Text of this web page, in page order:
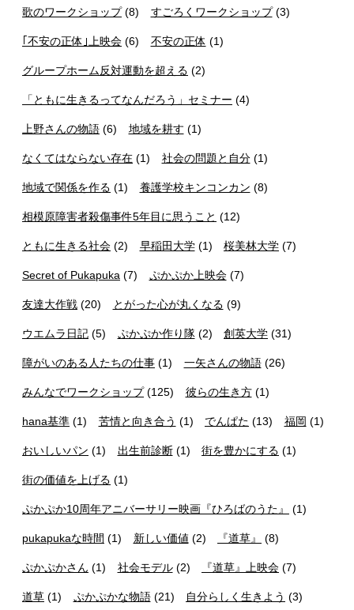
歌のワークショップ(8) すごろくワークショップ(3)
｢不安の正体｣上映会 (6) 不安の正体 (1)
グループホーム反対運動を超える (2)
「ともに生きるってなんだろう」セミナー (4)
上野さんの物語 (6) 地域を耕す (1)
なくてはならない存在 (1) 社会の問題と自分(1)
地域で関係を作る (1) 養護学校キンコンカン (8)
相模原障害者殺傷事件5年目に思うこと (12)
ともに生きる社会 (2) 早稲田大学(1) 桜美林大学 (7)
Secret of Pukapuka (7) ぷかぷか上映会(7)
友達大作戦 (20) とがった心が丸くなる (9)
ウエムラ日記 (5) ぷかぷか作り隊(2) 創英大学 (31)
障がいのある人たちの仕事 (1) 一矢さんの物語(26)
みんなでワークショップ(125) 彼らの生き方(1)
hana基準 (1) 苦情と向き合う (1) でんぱた (13) 福岡 (1)
おいしいパン (1) 出生前診断(1) 街を豊かにする (1)
街の価値を上げる (1)
ぷかぷか10周年アニバーサリー映画『ひろばのうた』 (1)
pukapukaな時間 (1) 新しい価値 (2) 『道草』 (8)
ぷかぷかさん (1) 社会モデル(2) 『道草』上映会 (7)
道草 (1) ぷかぷかな物語(21) 自分らしく生きよう (3)